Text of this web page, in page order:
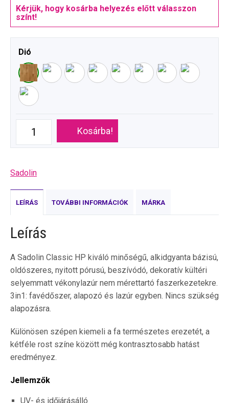
Kérjük, hogy kosárba helyezés előtt válasszon
színt!
Dió
Kosárba!
Sadolin
LEÍRÁS TOVÁBBI INFORMÁCIÓK MÁRKA
Leírás
A Sadolin Classic HP kiváló minőségű, alkidgyanta bázisú,
oldószeres, nyitott pórusú, beszívódó, dekoratív kültéri
selyemmatt vékonylazúr nem mérettartó faszerkezetekre.
3in1: favédőszer, alapozó és lazúr egyben. Nincs szükség
alapozásra.
Különösen szépen kiemeli a fa természetes erezetét, a
kétféle rost színe között még kontrasztosabb hatást
eredményez.
Jellemzők
UV- és időjárásálló